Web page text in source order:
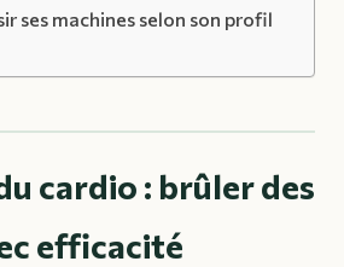
ses machines selon son profil
cardio : brûler des
efficacité